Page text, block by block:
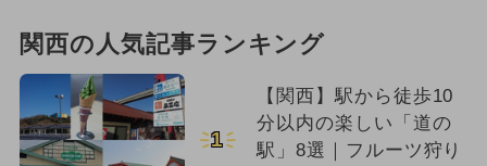
関西の人気記事ランキング
1
【関西】駅から徒歩10
分以内の楽しい「道の
駅」8選｜フルーツ狩り